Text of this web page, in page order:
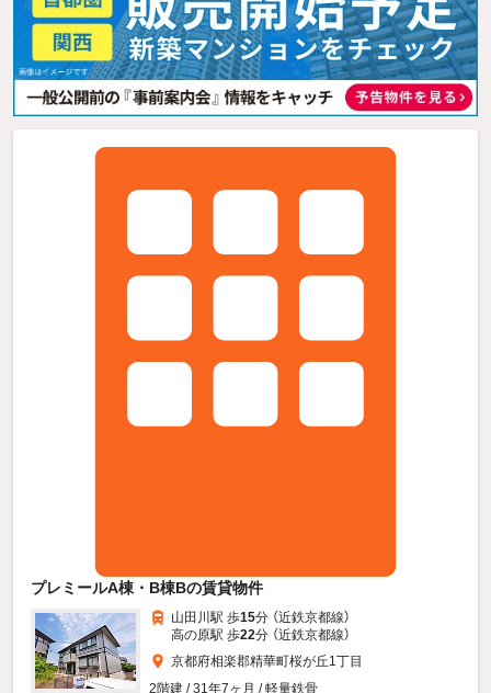
プレミールA棟・B棟Bの賃貸物件
山田川駅 歩15分 （近鉄京都線）
高の原駅 歩22分 （近鉄京都線）
京都府相楽郡精華町桜が丘1丁目
2階建 / 31年7ヶ月 / 軽量鉄骨